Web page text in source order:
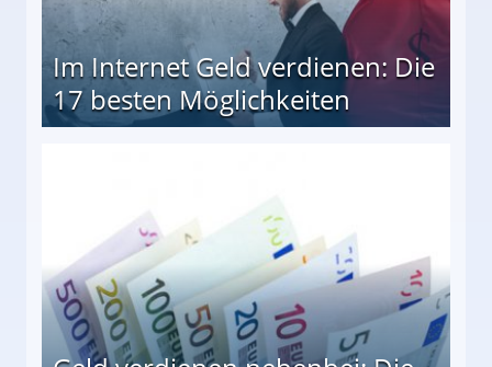
Im Internet Geld verdienen: Die
17 besten Möglichkeiten